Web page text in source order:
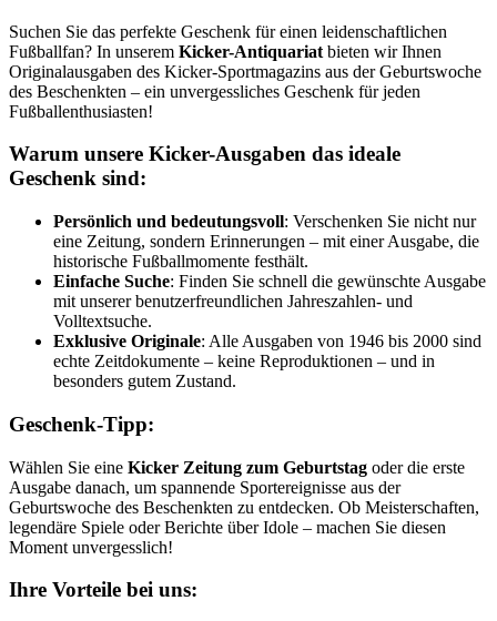
Suchen Sie das perfekte Geschenk für einen leidenschaftlichen
Fußballfan? In unserem Kicker-Antiquariat bieten wir Ihnen
Originalausgaben des Kicker-Sportmagazins aus der Geburtswoche
des Beschenkten – ein unvergessliches Geschenk für jeden
Fußballenthusiasten!
Warum unsere Kicker-Ausgaben das ideale
Geschenk sind:
Persönlich und bedeutungsvoll: Verschenken Sie nicht nur
eine Zeitung, sondern Erinnerungen – mit einer Ausgabe, die
historische Fußballmomente festhält.
Einfache Suche: Finden Sie schnell die gewünschte Ausgabe
mit unserer benutzerfreundlichen Jahreszahlen- und
Volltextsuche.
Exklusive Originale: Alle Ausgaben von 1946 bis 2000 sind
echte Zeitdokumente – keine Reproduktionen – und in
besonders gutem Zustand.
Geschenk-Tipp:
Wählen Sie eine Kicker Zeitung zum Geburtstag oder die erste
Ausgabe danach, um spannende Sportereignisse aus der
Geburtswoche des Beschenkten zu entdecken. Ob Meisterschaften,
legendäre Spiele oder Berichte über Idole – machen Sie diesen
Moment unvergesslich!
Ihre Vorteile bei uns: